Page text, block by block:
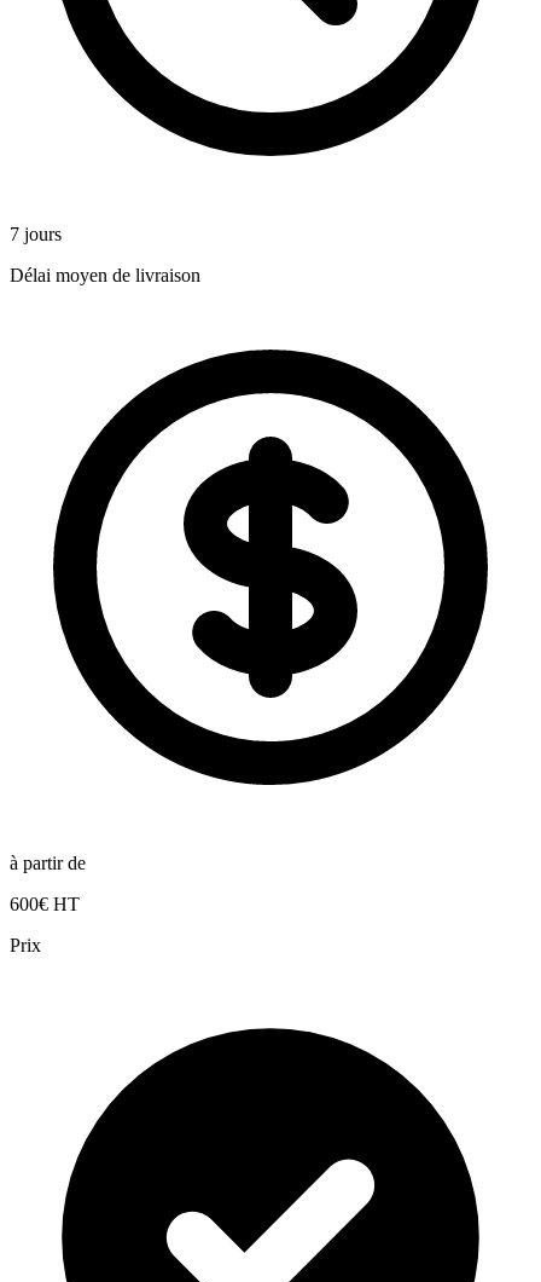
7 jours
Délai moyen de livraison
à partir de
600€ HT
Prix